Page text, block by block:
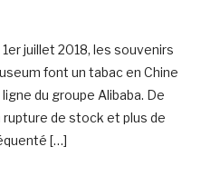
juillet 2018, les souvenirs
font un tabac en Chine
du groupe Alibaba. De
de stock et plus de
[…]